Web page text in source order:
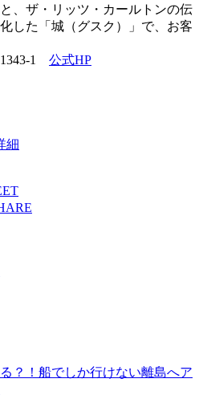
、ザ・リッツ・カールトンの伝
した「城（グスク）」で、お客
1 公式HP
細
？！船でしか行けない離島へア